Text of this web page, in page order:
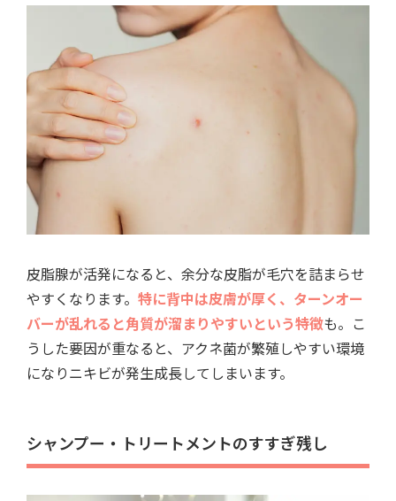
皮脂腺が活発になると、余分な皮脂が毛穴を詰まらせ
やすくなります。 特に背中は皮膚が厚く、ターンオー
バーが乱れると角質が溜まりやすいという特徴も。こ
うした要因が重なると、アクネ菌が繁殖しやすい環境
になりニキビが発生成長してしまいます。
シャンプー・トリートメントのすすぎ残し